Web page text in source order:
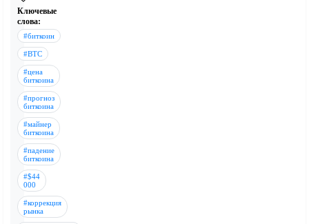
Ключевые
слова:
#биткоин
#BTC
#цена
биткоина
#прогноз
биткоина
#майнер
биткоина
#падение
биткоина
#$44
000
#коррекция
рынка